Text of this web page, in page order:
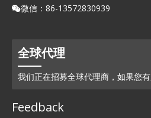
微信：86-13572830939
全球代理
我们正在招募全球代理商，如果您
Feedback